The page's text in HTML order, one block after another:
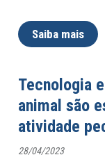
Saiba mais
Tecnologia
animal são
atividade
28/04/2023